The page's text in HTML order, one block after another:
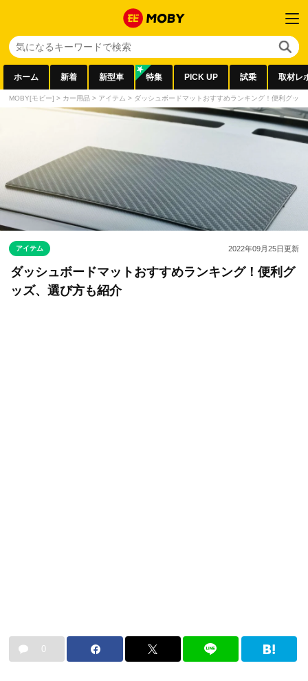
ホーム 新着 新型車 特集 PICK UP 試乗 取材レ
MOBY[モビー] > カー用品 > アイテム > ダッシュボードマットおすすめランキング！便利グッ
アイテム 2022年09月25日更新
ダッシュボードマットおすすめランキング！便利グ
ッズ、選び方も紹介
0